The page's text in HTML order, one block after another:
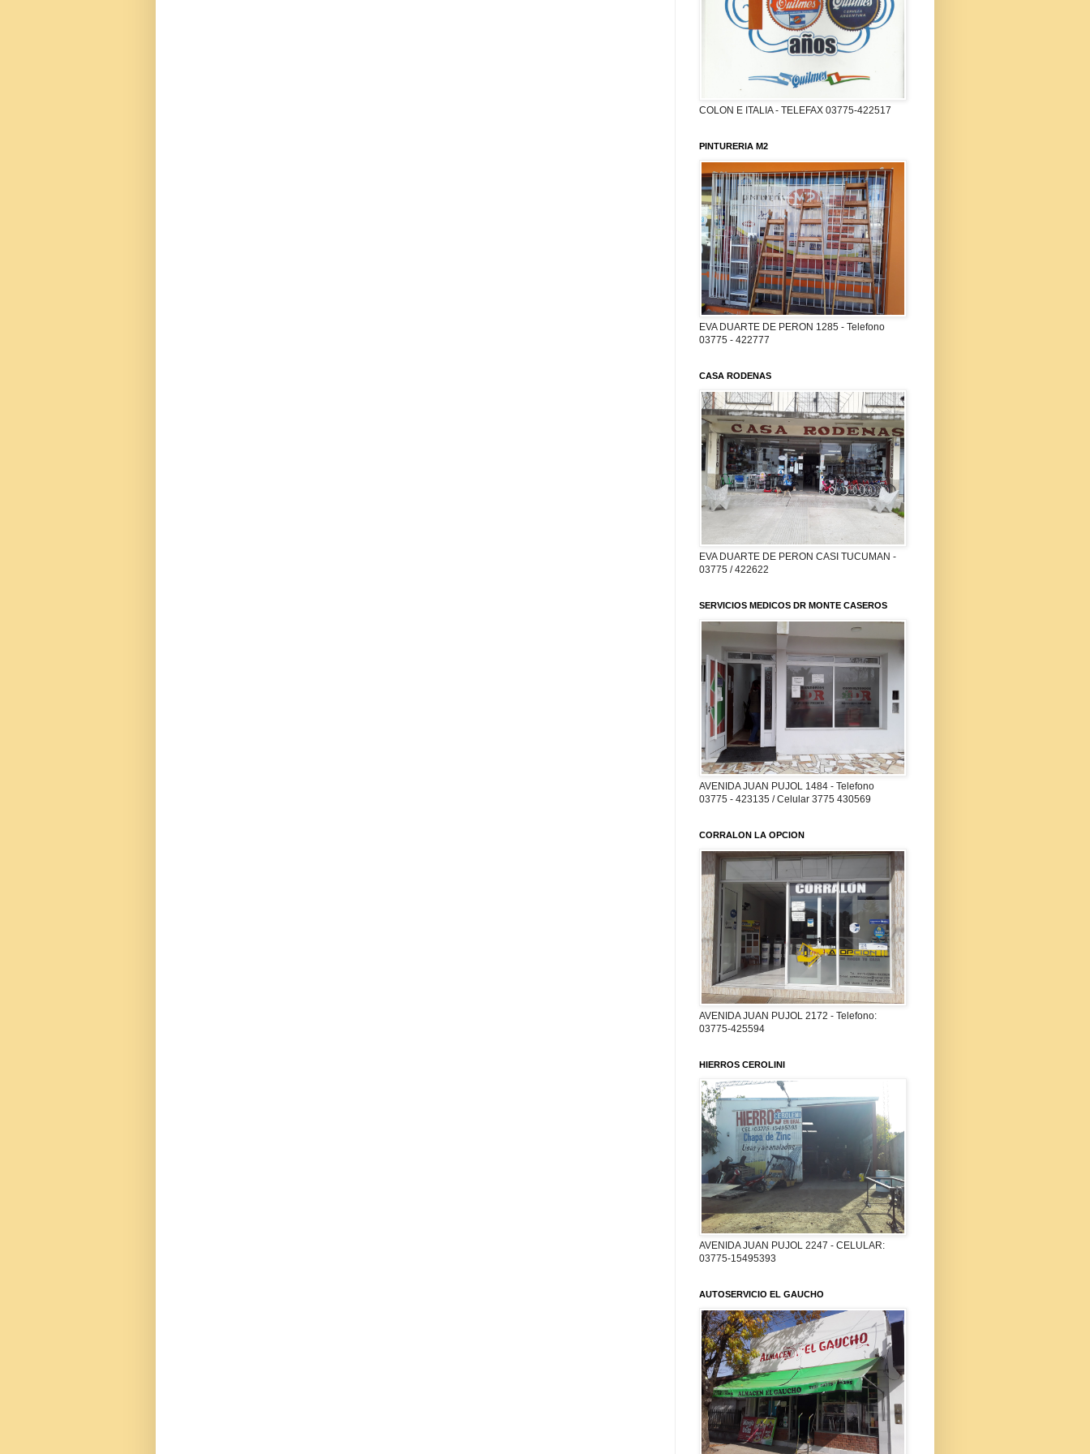
COLON E ITALIA - TELEFAX 03775-422517
PINTURERIA M2
EVA DUARTE DE PERON 1285 - Telefono
03775 - 422777
CASA RODENAS
EVA DUARTE DE PERON CASI TUCUMAN -
03775 / 422622
SERVICIOS MEDICOS DR MONTE CASEROS
AVENIDA JUAN PUJOL 1484 - Telefono
03775 - 423135 / Celular 3775 430569
CORRALON LA OPCION
AVENIDA JUAN PUJOL 2172 - Telefono:
03775-425594
HIERROS CEROLINI
AVENIDA JUAN PUJOL 2247 - CELULAR:
03775-15495393
AUTOSERVICIO EL GAUCHO